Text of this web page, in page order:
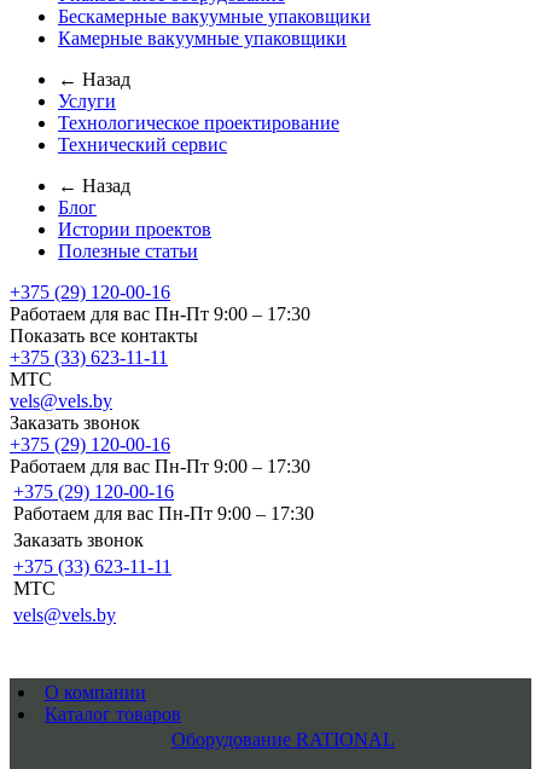
Бескамерные вакуумные упаковщики
Камерные вакуумные упаковщики
← Назад
Услуги
Технологическое проектирование
Технический сервис
← Назад
Блог
Истории проектов
Полезные статьи
+375 (29) 120-00-16
Работаем для вас Пн-Пт 9:00 – 17:30
Показать все контакты
+375 (33) 623-11-11
MTC
vels@vels.by
Заказать звонок
+375 (29) 120-00-16
Работаем для вас Пн-Пт 9:00 – 17:30
+375 (29) 120-00-16
Работаем для вас Пн-Пт 9:00 – 17:30
Заказать звонок
+375 (33) 623-11-11
MTC
vels@vels.by
О компании
Каталог товаров
Оборудование RATIONAL